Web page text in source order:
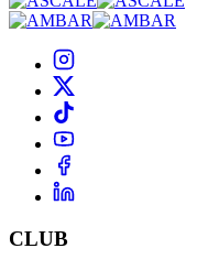
CLUB